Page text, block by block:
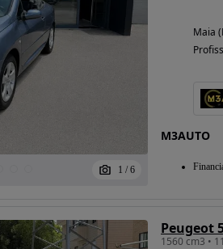
financiamento
1 / 6
Maia
M3AUTO
Peugeot
1560 cm3 •